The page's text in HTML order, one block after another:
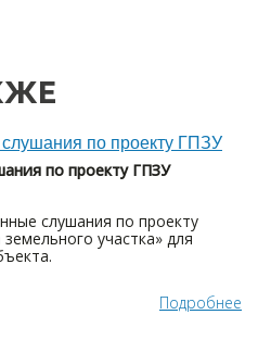
по проекту ГПЗУ
слушания по проекту
участка» для
Подробнее